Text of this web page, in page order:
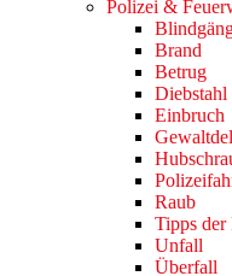
Polizei &
Brand
Betrug
Diebstahl
Einbruch
Raub
Tipps der
Unfall
Überfall